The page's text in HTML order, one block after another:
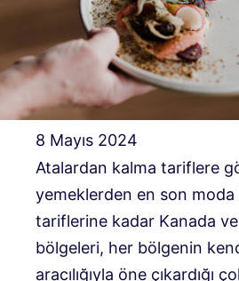
8 Mayıs 2024
Atalardan kalma tariflere
yemeklerden en son
tariflerine kadar Kanada
bölgeleri, her bölgenin
aracılığıyla öne çıkardığı